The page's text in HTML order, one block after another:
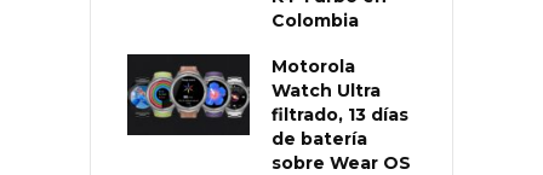
Colombia
Motorola
Watch Ultra
filtrado, 13 días
de batería
sobre Wear OS